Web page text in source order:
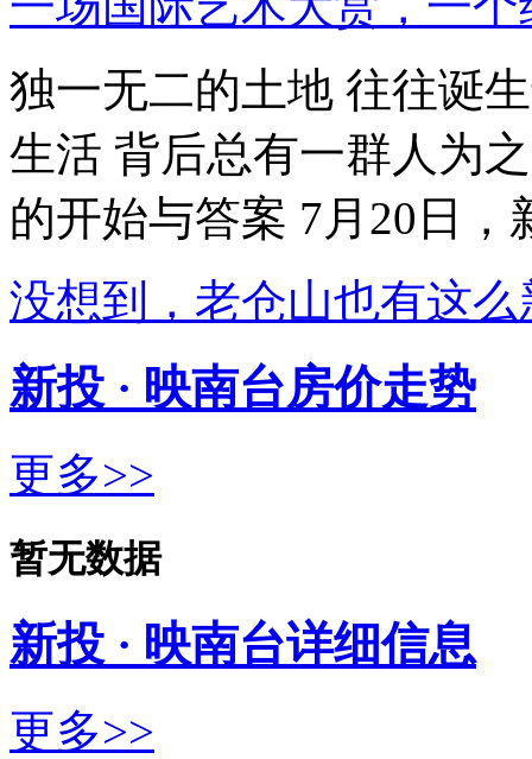
独一无二的土地 往往诞
生活 背后总有一群人为
的开始与答案 7月20日
没想到，老仓山也有这
新投 · 映南台房价走势
更多>>
暂无数据
新投 · 映南台详细信息
更多>>